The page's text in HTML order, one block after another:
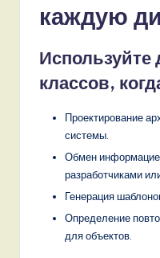
каждую
классов,
Проектирование
системы.
Обмен
разработчиками
Генерация
Определение
для объектов.